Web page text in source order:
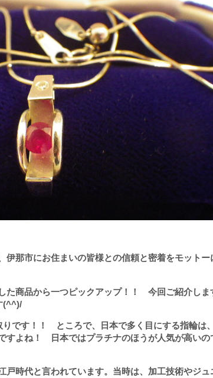
伊那市にお住まいの皆様との信頼と密着をモットー
た商品から一つピックアップ！！ 今回ご紹介しま
(^^)/
りです！！ ところで、日本で多く目にする指輪は
すよね！ 日本ではプラチナのほうが人気が高いの
戸時代と言われています。当時は、加工技術やジュ